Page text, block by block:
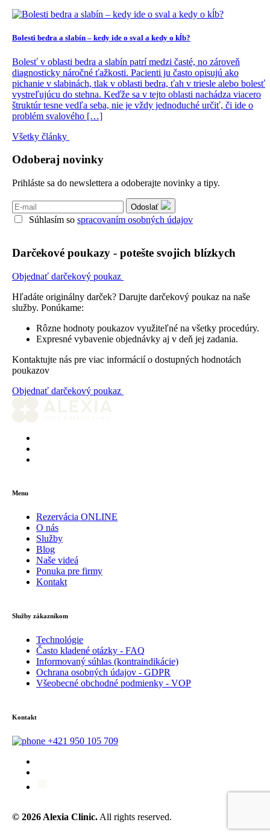
Bolesti bedra a slabín – kedy ide o sval a kedy o kĺb?
Bolesť v oblasti bedra a slabín patrí medzi časté, no zároveň
diagnosticky náročné ťažkosti. Pacienti ju často opisujú ako
pichanie v slabinách, tlak v oblasti bedra, ťah v triesle alebo bolesť
vystreľujúcu do stehna. Keďže sa v tejto oblasti nachádza viacero
štruktúr tesne vedľa seba, nie je vždy jednoduché určiť, či ide o
problém svalového […]
Všetky články
Odoberaj novinky
Prihláste sa do newslettera a odoberajte novinky a tipy.
Odoslať
Súhlasím so spracovaním osobných údajov
Darčekové poukazy - potešte svojich blízkych
Objednať darčekový poukaz
Hľadáte originálny darček? Darujte darčekový poukaz na naše
služby. Ponúkame:
Rôzne hodnoty poukazov využiteľné na všetky procedúry.
Expresné vybavenie objednávky aj v deň jej zadania.
Kontaktujte nás pre viac informácií o dostupných hodnotách
poukazov
Objednať darčekový poukaz
Menu
Rezervácia ONLINE
O nás
Služby
Blog
Naše videá
Ponuka pre firmy
Kontakt
Služby zákazníkom
Technológie
Často kladené otázky - FAQ
Informovaný súhlas (kontraindikácie)
Ochrana osobných údajov - GDPR
Všeobecné obchodné podmienky - VOP
Kontakt
+421 950 105 709
© 2026 Alexia Clinic. All rights reserved.